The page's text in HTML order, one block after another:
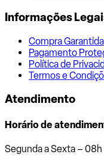
Informações
Compra Garantida
Pagamento
Política de
Termos e
Atendimento
Horário de
Segunda a Sexta – 08h